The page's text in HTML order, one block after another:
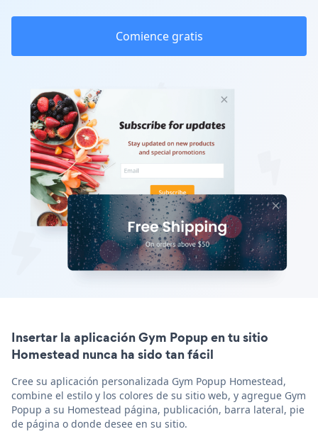
Comience gratis
Insertar la aplicación Gym Popup en tu sitio
Homestead nunca ha sido tan fácil
Cree su aplicación personalizada Gym Popup Homestead,
combine el estilo y los colores de su sitio web, y agregue Gym
Popup a su Homestead página, publicación, barra lateral, pie
de página o donde desee en su sitio.